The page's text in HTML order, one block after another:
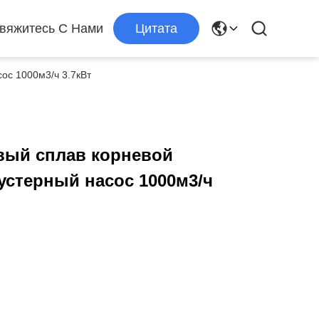
С Нами Цитата
1000м3/ч 3.7кВт
сплав корневой
насос 1000м3/ч